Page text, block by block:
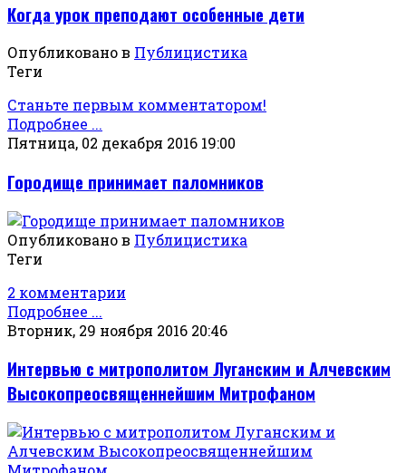
Когда урок преподают особенные дети
Опубликовано в Публицистика
Теги
Станьте первым комментатором!
Подробнее ...
Пятница, 02 декабря 2016 19:00
Городище принимает паломников
Опубликовано в Публицистика
Теги
2 комментарии
Подробнее ...
Вторник, 29 ноября 2016 20:46
Интервью с митрополитом Луганским и Алчевским
Высокопреосвященнейшим Митрофаном